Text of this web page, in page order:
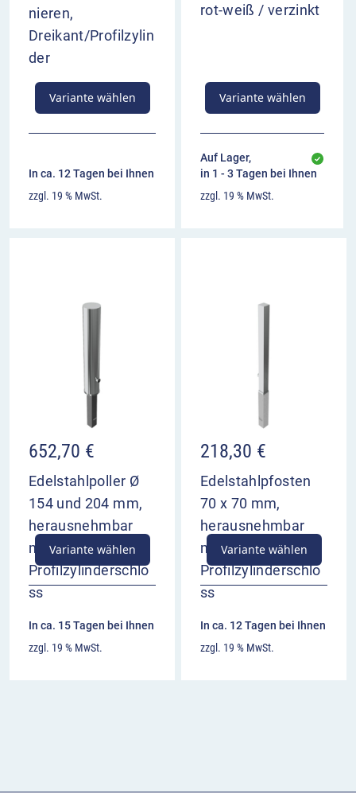
nieren,
Dreikant/Profilzylin
der
Variante wählen
In ca. 12 Tagen bei Ihnen
zzgl. 19 % MwSt.
rot-weiß / verzinkt
Variante wählen
Auf Lager,
in 1 - 3 Tagen bei Ihnen
zzgl. 19 % MwSt.
652,70 €
Edelstahlpoller Ø
154 und 204 mm,
herausnehmbar
mit Dreikant- oder
Profilzylinderschlo
ss
Variante wählen
In ca. 15 Tagen bei Ihnen
zzgl. 19 % MwSt.
218,30 €
Edelstahlpfosten
70 x 70 mm,
herausnehmbar
mit Dreikant- oder
Profilzylinderschlo
ss
Variante wählen
In ca. 12 Tagen bei Ihnen
zzgl. 19 % MwSt.